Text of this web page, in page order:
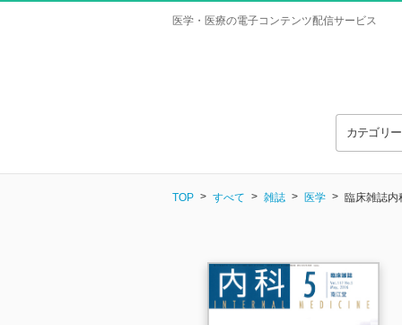
医学・医療の電子コンテンツ配信サービス
カテゴリ
TOP すべて 雑誌 医学 臨床雑誌